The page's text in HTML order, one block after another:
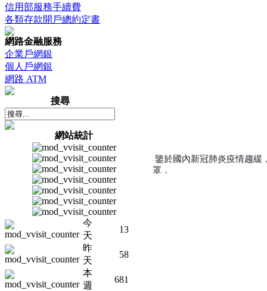
信用部服務手續費
各類存款開戶總約定書
網路金融服務
企業戶網銀
個人戶網銀
網路 ATM
搜尋
網站統計
今
天
13
昨
天
58
本
週
681
鑒於國內新冠肺炎疫情趨緩
罩．